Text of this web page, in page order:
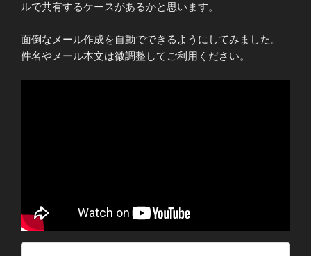
ルで共有するケースがあるかと思います。
面倒なメール作成を自動でできるようにしてみました。
件名やメール本文は微調整してご利用ください。